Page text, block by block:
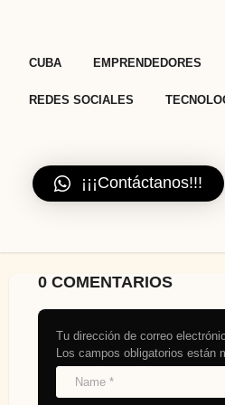
CUBA EMPRENDEDORES
REDES SOCIALES
¡¡¡Contáctanos!!!
0 COMENTARIOS
Tu dirección de correo
Los campos obligatorios están